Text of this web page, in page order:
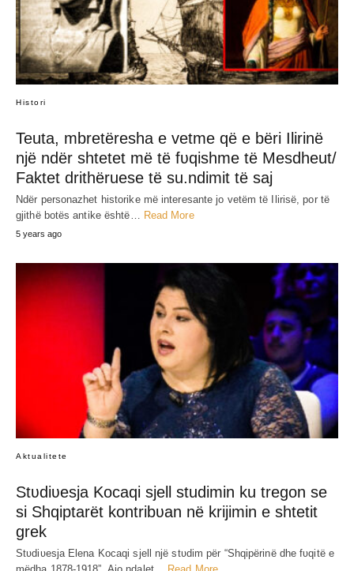
Histori
Teuta, mbretëresha e vetme që e bëri Ilirinë
një ndër shtetet më të fʋqishme të Mesdheut/
Faktet drithëruese të su.ndimit të saj
Ndër personazhet historike më interesante jo vetëm të Ilirisë, por të
gjithë botës antike është… Read More
5 years ago
Aktualitete
Stʋdiʋesja Kocaqi sjell studimin ku tregon se
si Shqiptarët kontribʋan në krijimin e shtetit
grek
Stʋdiʋesja Elena Kocaqi sjell një stʋdim për “Shqipërinë dhe fʋqitë e